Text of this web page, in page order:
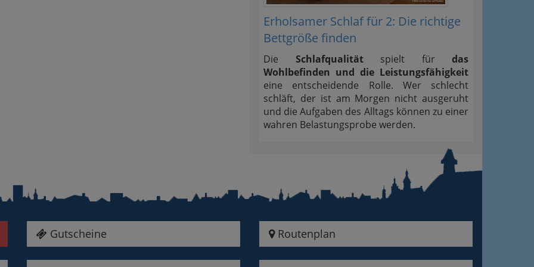
Erholsamer Schlaf für 2: Die richtige
Bettgröße finden
Die Schlafqualitätspielt für das
Wohlbefinden und die Leistungsfähigkeit
eine entscheidende Rolle. Wer schlecht
schläft, der ist am Morgen nicht ausgeruht
und die Aufgaben des Alltags können zu einer
wahren Belastungsprobe werden.
Gutscheine Routenplan